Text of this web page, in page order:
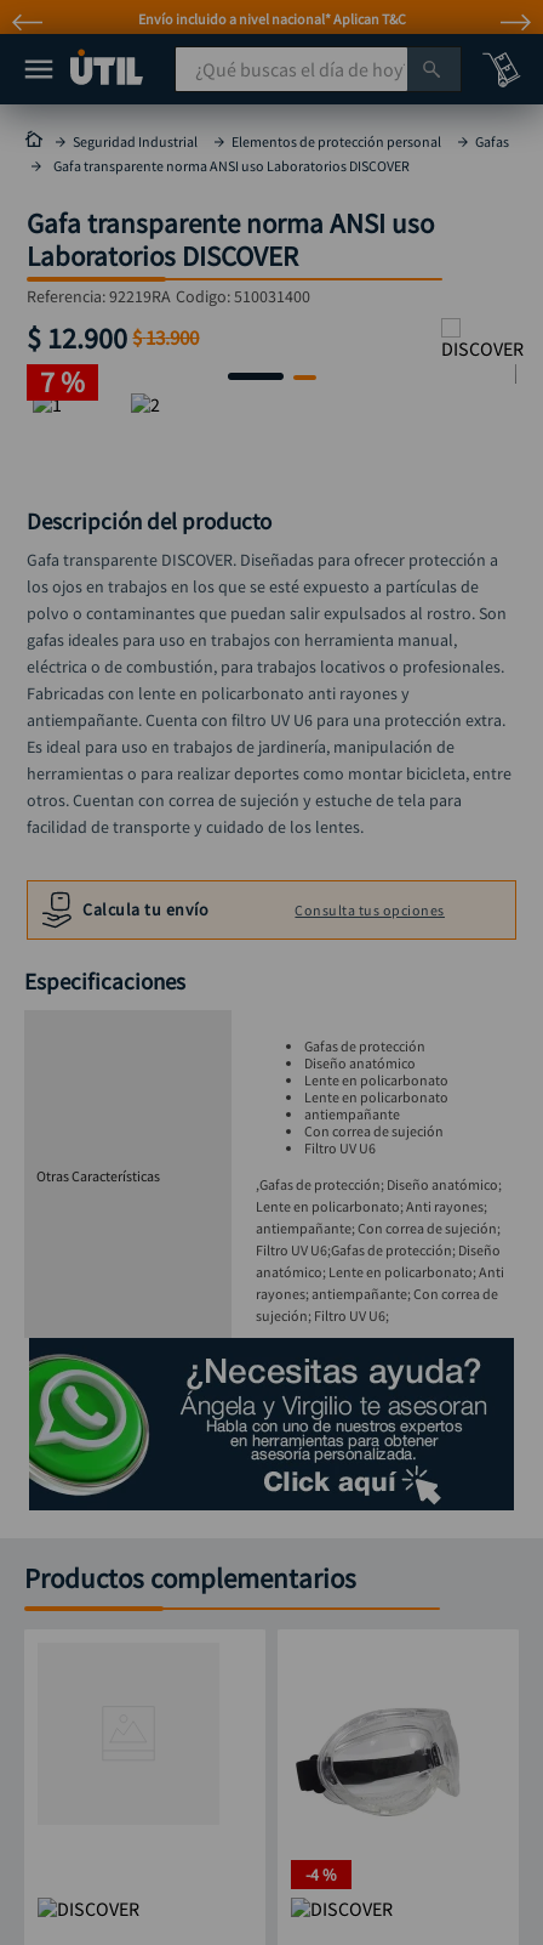
Envío incluido a nivel nacional* Aplican T&C
¿Qué buscas el día de hoy?
Seguridad Industrial Elementos de protección personal
Gafas
Gafa transparente norma ANSI uso Laboratorios DISCOVER
Gafa transparente norma ANSI uso
Laboratorios DISCOVER
Referencia:92219RA Codigo:510031400
$ 12.900 $13.900
7 %
Descripción del producto
Gafa transparente DISCOVER. Diseñadas para ofrecer protección a
los ojos en trabajos en los que se esté expuesto a partículas de
polvo o contaminantes que puedan salir expulsados al rostro. Son
gafas ideales para uso en trabajos con herramienta manual,
eléctrica o de combustión, para trabajos locativos o profesionales.
Fabricadas con lente en policarbonato anti rayones y
antiempañante. Cuenta con filtro UV U6 para una protección extra.
Es ideal para uso en trabajos de jardinería, manipulación de
herramientas o para realizar deportes como montar bicicleta, entre
otros. Cuentan con correa de sujeción y estuche de tela para
facilidad de transporte y cuidado de los lentes.
Calcula tu envío Consulta tus opciones
Especificaciones
Otras Características
Gafas de protección
Diseño anatómico
Lente en policarbonato
Lente en policarbonato
antiempañante
Con correa de sujeción
Filtro UV U6
,Gafas de protección; Diseño anatómico;
Lente en policarbonato; Anti rayones;
antiempañante; Con correa de sujeción;
Filtro UV U6;Gafas de protección; Diseño
anatómico; Lente en policarbonato; Anti
rayones; antiempañante; Con correa de
sujeción; Filtro UV U6;
Productos complementarios
-4 %
MÁS BUSCADOS
taladro
taladros pulidoras
compresor
broca
sierra circular
hidrolavadora
taladro inalámbrico
rodachina